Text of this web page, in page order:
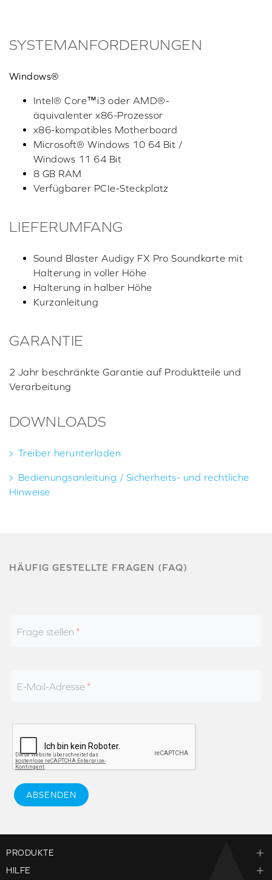
SYSTEMANFORDERUNGEN
Windows®
Intel® Core™i3 oder AMD®-
äquivalenter x86-Prozessor
x86-kompatibles Motherboard
Microsoft® Windows 10 64 Bit /
Windows 11 64 Bit
8 GB RAM
Verfügbarer PCIe-Steckplatz
LIEFERUMFANG
Sound Blaster Audigy FX Pro Soundkarte mit
Halterung in voller Höhe
Halterung in halber Höhe
Kurzanleitung
GARANTIE
2 Jahr beschränkte Garantie auf Produktteile und
Verarbeitung
DOWNLOADS
Treiber herunterladen
Bedienungsanleitung / Sicherheits- und rechtliche
Hinweise
HÄUFIG GESTELLTE FRAGEN (FAQ)
Frage stellen
E-Mail-Adresse
ABSENDEN
PRODUKTE
HILFE